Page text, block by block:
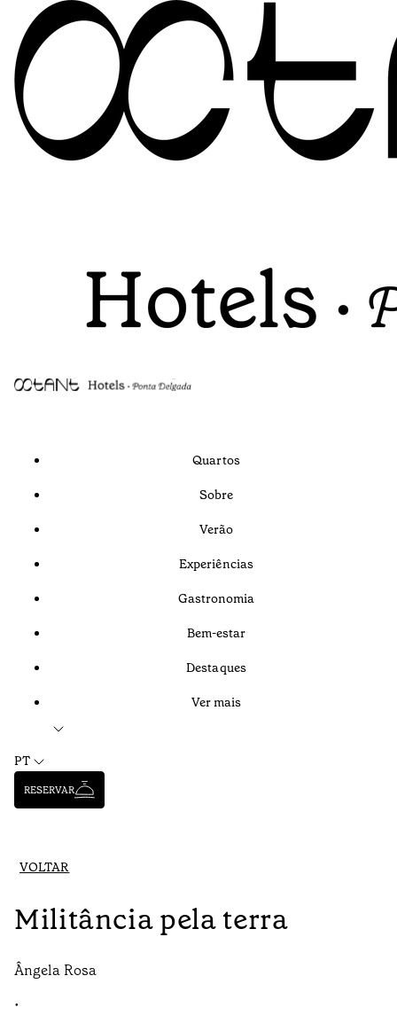
Quartos
Sobre
Verão
Experiências
Gastronomia
Bem-estar
Destaques
Ver mais
PT
RESERVAR
VOLTAR
Militância pela terra
Ângela Rosa
•